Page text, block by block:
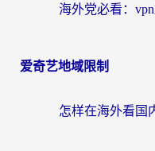
爱奇艺地域限制